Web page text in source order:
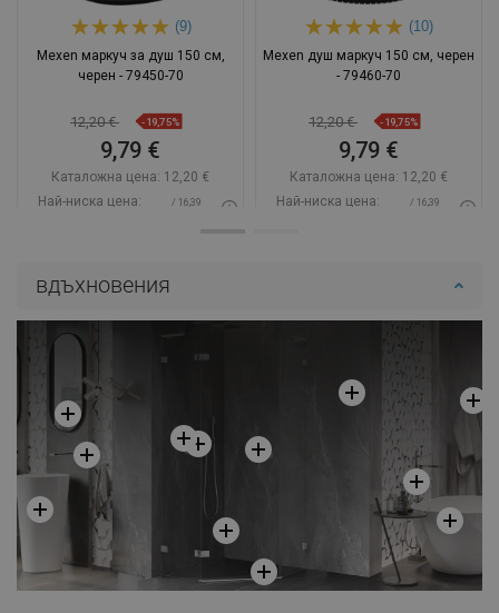
(9)
Mexen маркуч за душ 150 см,
черен - 79450-70
12,20 € -19,75%
9,79 €
Каталожна цена: 12,20 €
Най-ниска цена:
/ 16,39
Добави в количката
favorite_border Любима
Сравнете
(10)
Mexen душ маркуч 150 см, черен
- 79460-70
12,20 € -19,75%
9,79 €
Каталожна цена: 12,20 €
Най-ниска цена:
/ 16,39
Добави в количката
favorite_border Любима
Сравнете
вдъхновения